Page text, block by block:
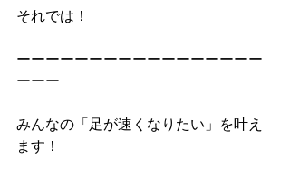
それでは！
ーーーーーーーーーーーーーーーーー
ーーー
みんなの「足が速くなりたい」を叶え
ます！